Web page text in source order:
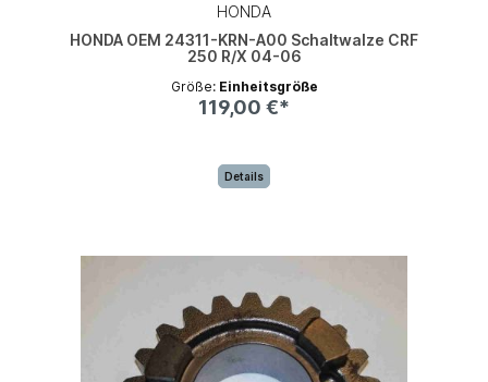
HONDA
HONDA OEM 24311-KRN-A00 Schaltwalze CRF
250 R/X 04-06
Größe: Einheitsgröße
119,00 €*
Details